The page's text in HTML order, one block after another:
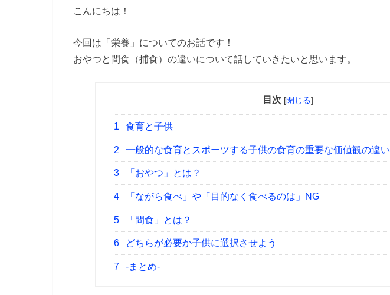
こんにちは！
今回は「栄養」についてのお話です！
おやつと間食（捕食）の違いについて話していきたいと思います。
目次 [閉じる]
1 食育と子供
2 一般的な食育とスポーツする子供の食育の重要な価値観の違い
3 「おやつ」とは？
4 「ながら食べ」や「目的なく食べるのは」NG
5 「間食」とは？
6 どちらが必要か子供に選択させよう
7 -まとめ-